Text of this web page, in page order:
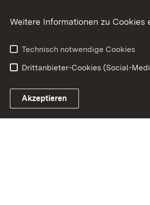
Link zum Landesportal
Weitere Informationen zu Cookies
Technisch notwendige Cookies
Drittanbieter-Cookies (Social-
Akzeptieren